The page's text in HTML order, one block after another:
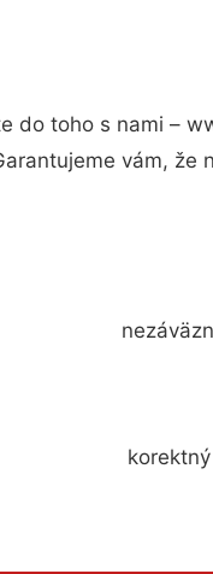
do toho s nami –
vám, že